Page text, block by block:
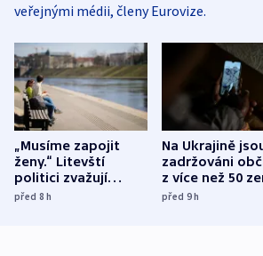
veřejnými médii, členy Eurovize.
„Musíme zapojit
ženy.“ Litevští
politici zvažují
dohodu o
před 8h
Na Ukrajině
zadržováni
z více než 50
Bojovali na
před 9h